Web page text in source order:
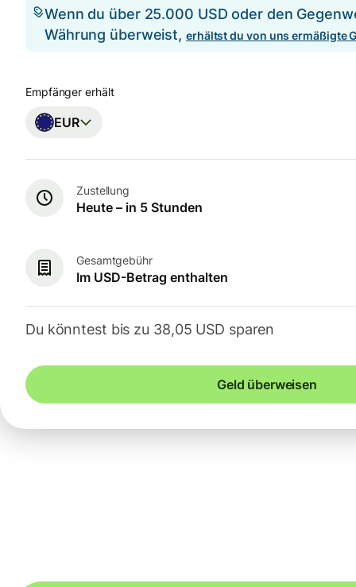
Wenn du über 25.000 USD oder den
Währung überweist, erhältst du von uns ermäßigte
Empfänger erhält
EUR
Zustellung
Heute – in 5 Stunden
Gesamtgebühr
Im USD-Betrag enthalten
Du könntest bis zu 38,05 USD sparen
Geld überweisen